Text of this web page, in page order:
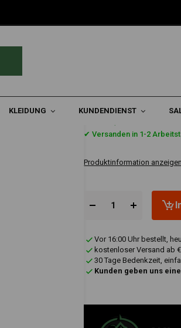
KLEIDUNG KUNDENDIENST
€18,45
✔ Versanden in 1-2
Produktinformation
Vor 16:00 Uhr bestellt,
kostenloser Versand ab
30 Tage Bedenkzeit,
Kunden geben uns